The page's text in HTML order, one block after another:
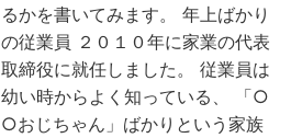
るかを書いてみます。 年上ばかり
の従業員 ２０１０年に家業の代表
取締役に就任しました。 従業員は
幼い時からよく知っている、 「○
○おじちゃん」ばかりという家族